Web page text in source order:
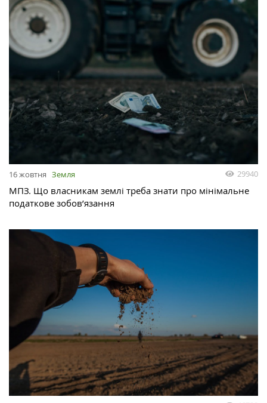
16 жовтня Земля 29940
МПЗ. Що власникам землі треба знати про мінімальне
податкове зобов’язання